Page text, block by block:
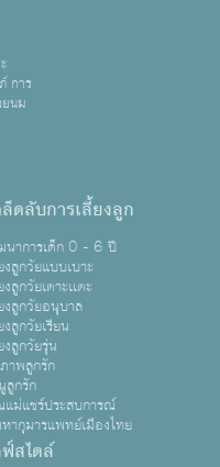
การ
ยนม
ล็ดลับการเลี้ยงลูก
าการเด็ก 0 - 6 ปี
งลูกวัยแบบเบาะ
งลูกวัยเตาะเเตะ
งลูกวัยอนุบาล
งลูกวัยเรียน
งลูกวัยรุ่น
าพลูกรัก
ลูกรัก
ม่แชร์ประสบการณ์
ากุมารแพทย์เมืองไทย
สไตล์